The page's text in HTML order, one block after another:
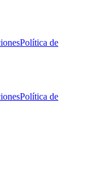
Política de
Política de